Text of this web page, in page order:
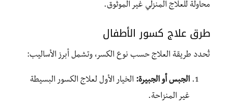
محاولة للعلاج المنزلي غير الموثوق.
طرق علاج كسور الأطفال
تُحدد طريقة العلاج حسب نوع الكسر، وتشمل أبرز الأساليب:
الجبس أو الجبيرة: الخيار الأول لعلاج الكسور البسيطة
غير المنزاحة.